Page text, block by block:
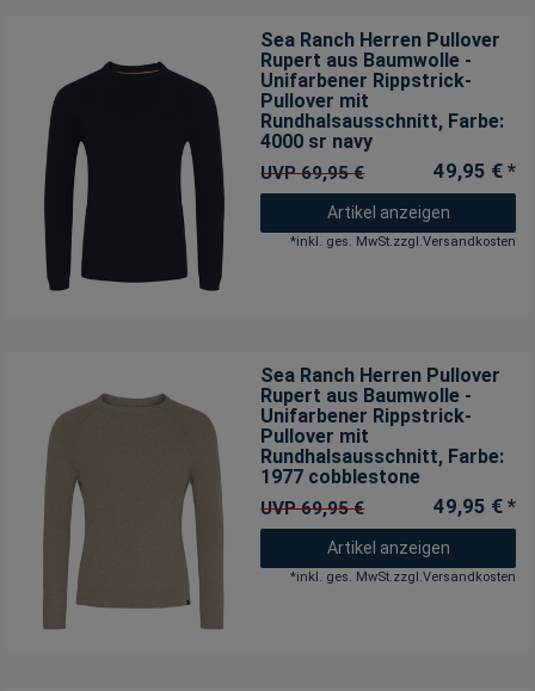
Sea Ranch Herren Pullover
Rupert aus Baumwolle -
Unifarbener Rippstrick-
Pullover mit
Rundhalsausschnitt, Farbe:
4000 sr navy
UVP 69,95 € 49,95 € *
Artikel anzeigen
*inkl. ges. MwSt.zzgl.Versandkosten
Sea Ranch Herren Pullover
Rupert aus Baumwolle -
Unifarbener Rippstrick-
Pullover mit
Rundhalsausschnitt, Farbe:
1977 cobblestone
UVP 69,95 € 49,95 € *
Artikel anzeigen
*inkl. ges. MwSt.zzgl.Versandkosten